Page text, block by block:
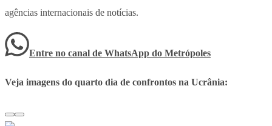
agências internacionais de notícias.
Entre no canal de WhatsApp do Metrópoles
Veja imagens do quarto dia de confrontos na Ucrânia: